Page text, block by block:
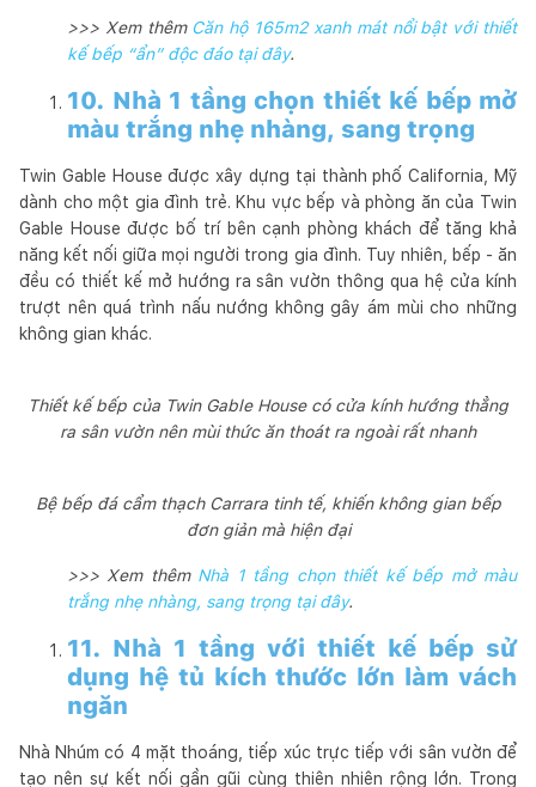
>>> Xem thêm Căn hộ 165m2 xanh mát nổi bật với thiết
kế bếp “ẩn” độc đáo tại đây.
10. Nhà 1 tầng chọn thiết kế bếp mở
màu trắng nhẹ nhàng, sang trọng
Twin Gable House được xây dựng tại thành phố California, Mỹ
dành cho một gia đình trẻ. Khu vực bếp và phòng ăn của Twin
Gable House được bố trí bên cạnh phòng khách để tăng khả
năng kết nối giữa mọi người trong gia đình. Tuy nhiên, bếp - ăn
đều có thiết kế mở hướng ra sân vườn thông qua hệ cửa kính
trượt nên quá trình nấu nướng không gây ám mùi cho những
không gian khác.
Thiết kế bếp của Twin Gable House có cửa kính hướng thẳng
ra sân vườn nên mùi thức ăn thoát ra ngoài rất nhanh
Bệ bếp đá cẩm thạch Carrara tinh tế, khiến không gian bếp
đơn giản mà hiện đại
>>> Xem thêm Nhà 1 tầng chọn thiết kế bếp mở màu
trắng nhẹ nhàng, sang trọng tại đây.
11. Nhà 1 tầng với thiết kế bếp sử
dụng hệ tủ kích thước lớn làm vách
ngăn
Nhà Nhúm có 4 mặt thoáng, tiếp xúc trực tiếp với sân vườn để
tạo nên sự kết nối gần gũi cùng thiên nhiên rộng lớn. Trong